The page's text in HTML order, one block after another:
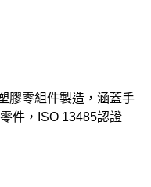
膠零組件製造，涵蓋手
件，ISO 13485認證